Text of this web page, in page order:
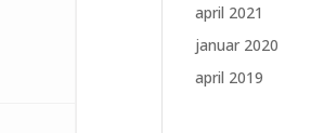
april 2021
januar 2020
april 2019